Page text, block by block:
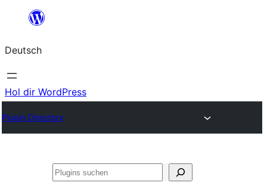
springen
Deutsch
Hol dir WordPress
Plugin Directory
Suchen